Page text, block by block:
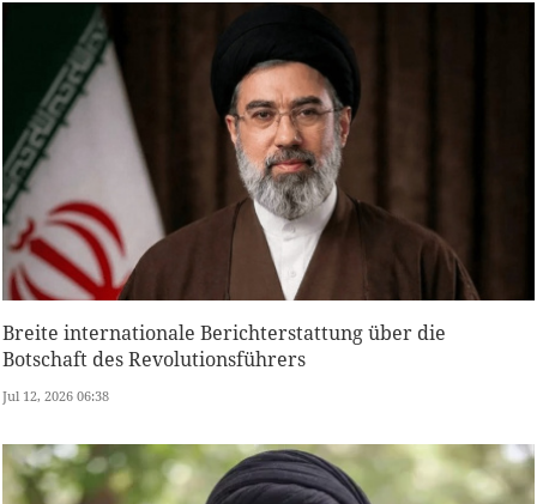
Breite internationale Berichterstattung über die
Botschaft des Revolutionsführers
Jul 12, 2026 06:38